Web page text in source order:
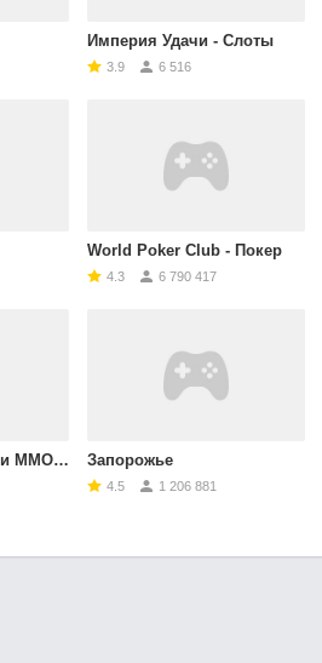
Империя Удачи - Слоты
3.9 6 516
World Poker Club - Покер
4.3 6 790 417
Запорожье
4.5 1 206 881